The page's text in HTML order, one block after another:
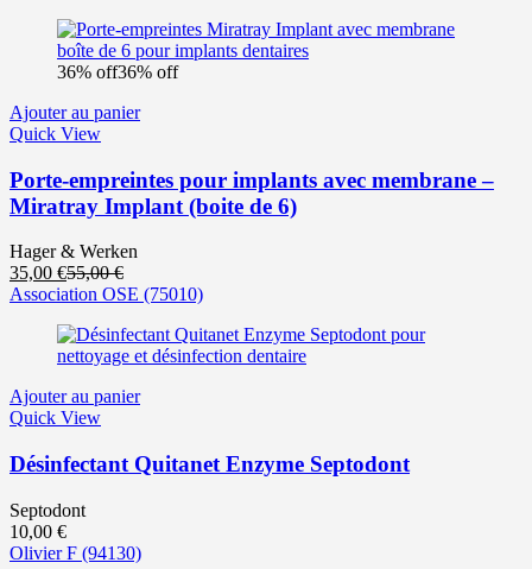
est :
180,00 €.
était :
730,00 €.
36% off36% off
Ajouter au panier
Quick View
Porte-empreintes pour implants avec membrane –
Miratray Implant (boite de 6)
Hager & Werken
35,00 €Le
prix
est :
35,00 €.
55,00€Le
prix
était :
55,00 €.
Association OSE (75010)
Ajouter au panier
Quick View
Désinfectant Quitanet Enzyme Septodont
Septodont
10,00 €
Olivier F (94130)